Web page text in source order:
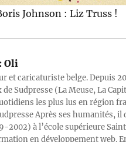
Johnson : Liz Truss !
Oli
et caricaturiste belge. Depuis
Sudpresse (La Meuse, La
les plus lus en région
Après ses humanités,
à l’école supérieure
en développement web.